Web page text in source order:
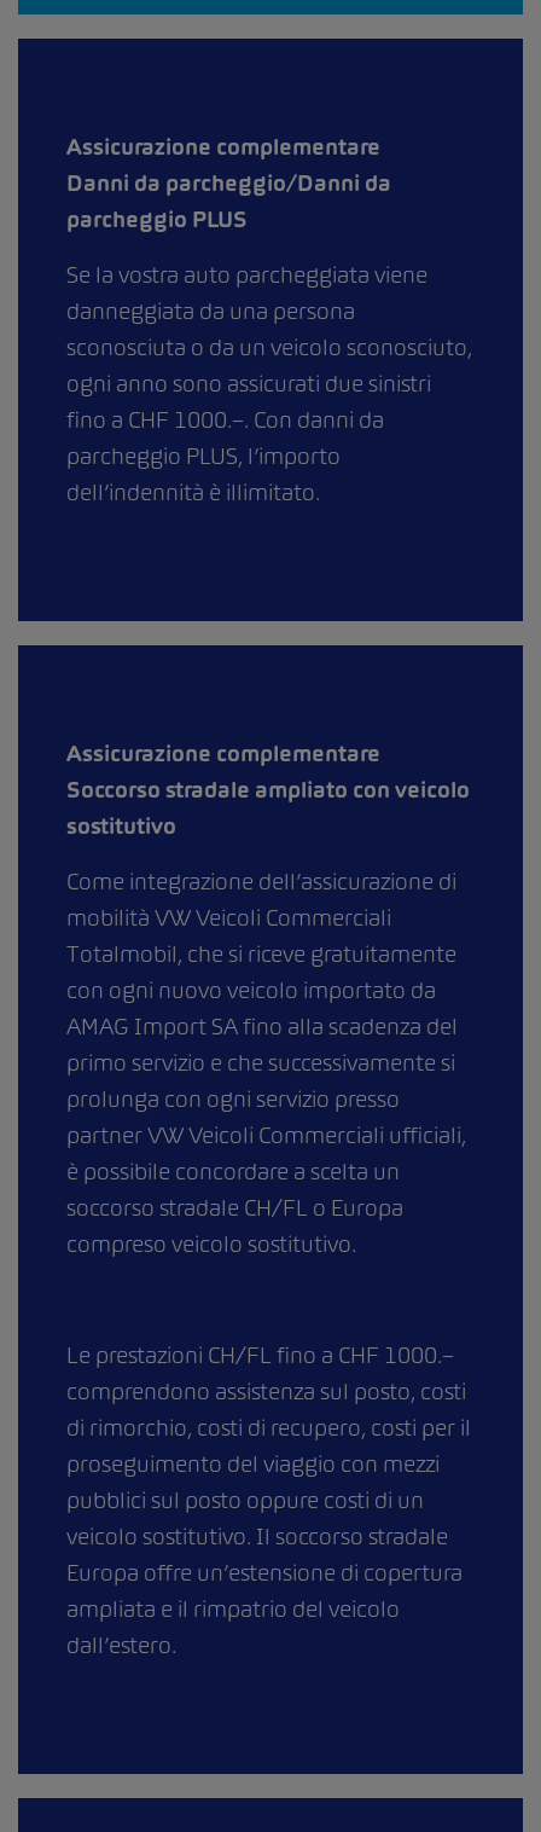
Assicurazione complementare
Danni da parcheggio/Danni da
parcheggio PLUS
Se la vostra auto parcheggiata viene
danneggiata da una persona
sconosciuta o da un veicolo sconosciuto,
ogni anno sono assicurati due sinistri
fino a CHF 1000.–. Con danni da
parcheggio PLUS, l’importo
dell’indennità è illimitato.
Assicurazione complementare
Soccorso stradale ampliato con veicolo
sostitutivo
Come integrazione dell’assicurazione di
mobilità VW Veicoli Commerciali
Totalmobil, che si riceve gratuitamente
con ogni nuovo veicolo importato da
AMAG Import SA fino alla scadenza del
primo servizio e che successivamente si
prolunga con ogni servizio presso
partner VW Veicoli Commerciali ufficiali,
è possibile concordare a scelta un
soccorso stradale CH/FL o Europa
compreso veicolo sostitutivo.
Le prestazioni CH/FL fino a CHF 1000.–
comprendono assistenza sul posto, costi
di rimorchio, costi di recupero, costi per il
proseguimento del viaggio con mezzi
pubblici sul posto oppure costi di un
veicolo sostitutivo. Il soccorso stradale
Europa offre un’estensione di copertura
ampliata e il rimpatrio del veicolo
dall’estero.